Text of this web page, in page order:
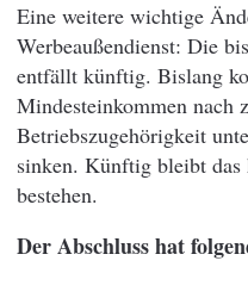
Eine weitere wichtige
Werbeaußendienst: Die
entfällt künftig. Bislang
Mindesteinkommen nach
Betriebszugehörigkeit
sinken. Künftig bleibt das
bestehen.
Der Abschluss hat